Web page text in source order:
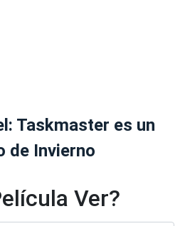
Taskmaster es un
de Invierno
Ver?